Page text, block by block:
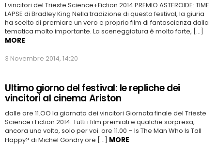
I vincitori del Trieste Science+Fiction 2014 PREMIO ASTEROIDE: TIME
LAPSE di Bradley King Nella tradizione di questo festival, la giuria
ha scelto di premiare un vero e proprio film di fantascienza dalla
tematica molto importante. La sceneggiatura è molto forte, […]
MORE
3 Novembre 2014, 14:20
Ultimo giorno del festival: le repliche dei
vincitori al cinema Ariston
dalle ore 11.OO la giornata dei vincitori Giornata finale del Trieste
Science+Fiction 2014. Tutti i film premiati e qualche sorpresa,
ancora una volta, solo per voi. ore 11.00 – Is The Man Who Is Tall
Happy? di Michel Gondry ore […] MORE